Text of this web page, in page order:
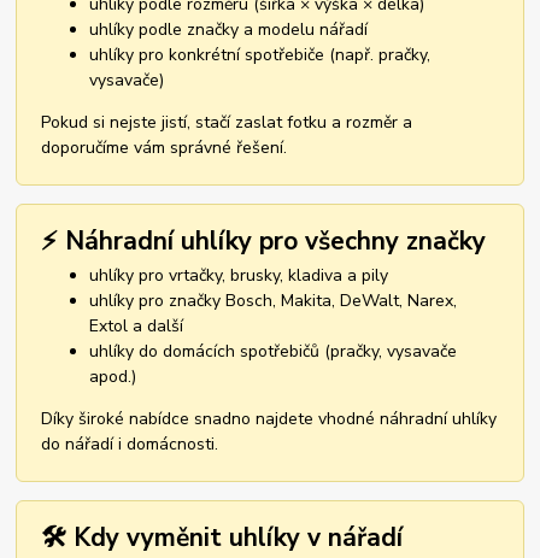
uhlíky podle značky a modelu nářadí
uhlíky pro konkrétní spotřebiče (např. pračky,
vysavače)
Pokud si nejste jistí, stačí zaslat fotku a rozměr a
doporučíme vám správné řešení.
⚡ Náhradní uhlíky pro všechny značky
uhlíky pro vrtačky, brusky, kladiva a pily
uhlíky pro značky Bosch, Makita, DeWalt, Narex,
Extol a další
uhlíky do domácích spotřebičů (pračky, vysavače
apod.)
Díky široké nabídce snadno najdete vhodné náhradní uhlíky
do nářadí i domácnosti.
🛠️ Kdy vyměnit uhlíky v nářadí